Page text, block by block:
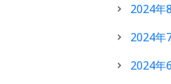
2024年
2024年
2024年